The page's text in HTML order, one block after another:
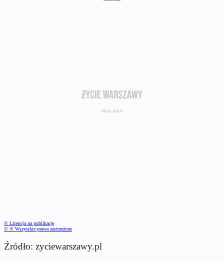
© Licencja na publikację
© ℗ Wszystkie prawa zastrzeżone
Źródło: zyciewarszawy.pl